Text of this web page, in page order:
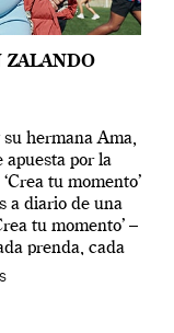
ZALANDO
hermana Ama,
apuesta por la
tu momento’
a diario de una
tu momento’ –
prenda, cada
[…]